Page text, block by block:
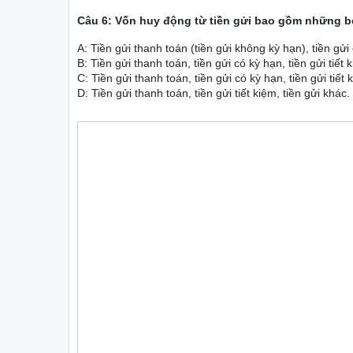
Câu 6: Vốn huy động từ tiền gửi bao gồm những
A: Tiền gửi thanh toán (tiền gửi không kỳ hạn), tiền
B: Tiền gửi thanh toán, tiền gửi có kỳ hạn, tiền gửi tiết
C: Tiền gửi thanh toán, tiền gửi có kỳ hạn, tiền gửi tiết
D: Tiền gửi thanh toán, tiền gửi tiết kiệm, tiền gửi khác.